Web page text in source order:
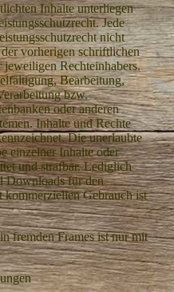
Inhalte unterliegen
Jede
nicht
vorherigen schriftlichen
Rechteinhabers.
Bearbeitung,
bzw.
oder anderen
Inhalte und Rechte
Die unerlaubte
einzelner Inhalte oder
und strafbar. Lediglich
Downloads für den
kommerziellen Gebrauch ist
fremden Frames ist nur mit